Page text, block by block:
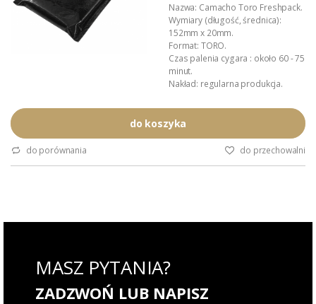
Nazwa: Camacho Toro Freshpack.
Wymiary (długość, średnica):
152mm x 20mm.
Format: TORO.
Czas palenia cygara : około 60 - 75
minut.
Nakład: regularna produkcja.
Manufaktura: Diadema Cigars de
Honduras S.A.
Wykonanie: całkowicie ręczne.
Freshpack...
do koszyka
do porównania do przechowalni
MASZ PYTANIA?
ZADZWOŃ LUB NAPISZ